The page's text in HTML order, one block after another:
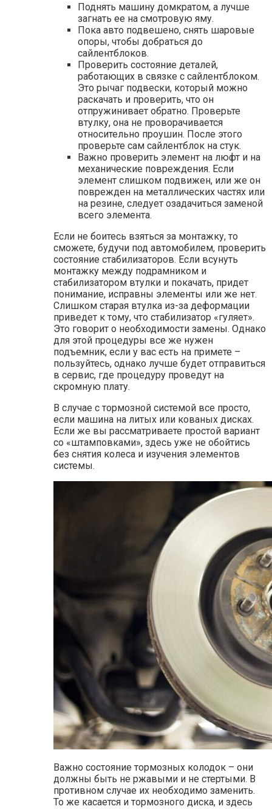
Поднять машину домкратом, а лучше
загнать ее на смотровую яму.
Пока авто подвешено, снять шаровые
опоры, чтобы добраться до
сайлентблоков.
Проверить состояние деталей,
работающих в связке с сайлентблоком.
Это рычаг подвески, который можно
раскачать и проверить, что он
отпружинивает обратно. Проверьте
втулку, она не проворачивается
относительно проушин. После этого
проверьте сам сайлентблок на стук.
Важно проверить элемент на люфт и на
механические повреждения. Если
элемент слишком подвижен, или же он
поврежден на металлических частях или
на резине, следует озадачиться заменой
всего элемента.
Если не боитесь взяться за монтажку, то
сможете, будучи под автомобилем, проверить
состояние стабилизаторов. Если всунуть
монтажку между подрамником и
стабилизатором втулки и покачать, придет
понимание, исправны элементы или же нет.
Слишком старая втулка из-за деформации
приведет к тому, что стабилизатор «гуляет».
Это говорит о необходимости замены. Однако
для этой процедуры все же нужен
подъемник, если у вас есть на примете –
пользуйтесь, однако лучше будет отправиться
в сервис, где процедуру проведут на
скромную плату.
В случае с тормозной системой все просто,
если машина на литых или кованых дисках.
Если же вы рассматриваете простой вариант
со «штамповками», здесь уже не обойтись
без снятия колеса и изучения элементов
системы.
Важно состояние тормозных колодок – они
должны быть не ржавыми и не стертыми. В
противном случае их необходимо заменить.
То же касается и тормозного диска, и здесь